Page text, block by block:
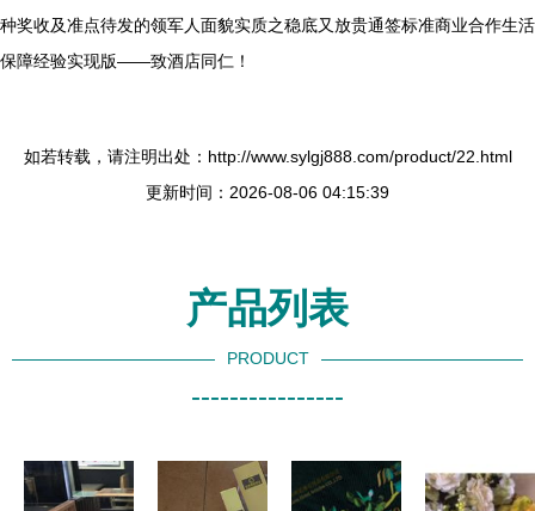
种奖收及准点待发的领军人面貌实质之稳底又放贵通签标准商业合作生活
保障经验实现版——致酒店同仁！
如若转载，请注明出处：http://www.sylgj888.com/product/22.html
更新时间：2026-08-06 04:15:39
产品列表
PRODUCT
----------------